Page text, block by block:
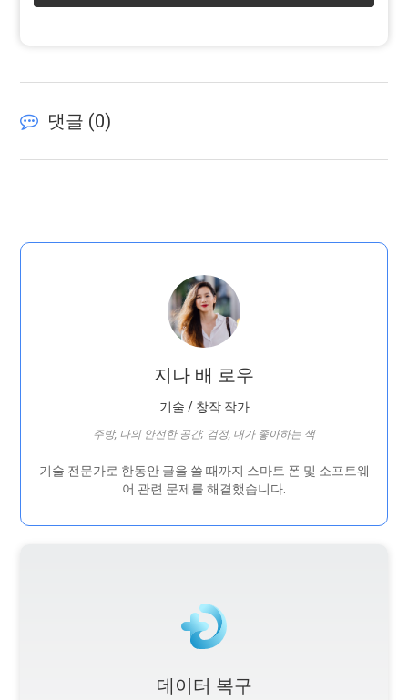
댓글 (0)
지나 배 로우
기술 / 창작 작가
주방, 나의 안전한 공간; 검정, 내가 좋아하는 색
기술 전문가로 한동안 글을 쓸 때까지 스마트 폰 및 소프트웨
어 관련 문제를 해결했습니다.
데이터 복구